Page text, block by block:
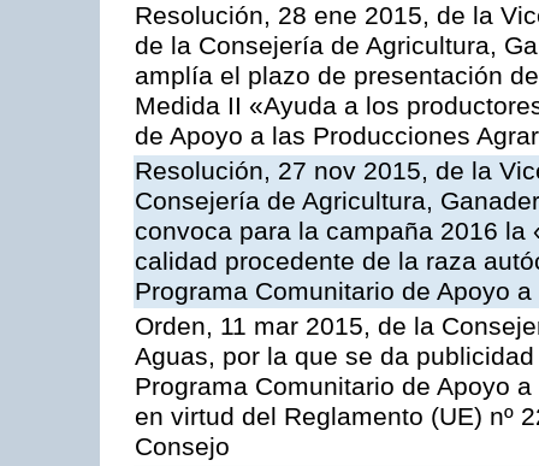
Resolución, 28 ene 2015, de la
de la Consejería de Agricultura,
amplía el plazo de presentación
Medida II «Ayuda a los
de Apoyo a las Producciones
Resolución, 27 nov 2015, de la
Consejería de Agricultura,
convoca para la campaña 2016
calidad procedente de la raza
Programa Comunitario de Apoyo
Orden, 11 mar 2015, de la
Aguas, por la que se da
Programa Comunitario de Apoyo
en virtud del Reglamento (UE) nº
Consejo